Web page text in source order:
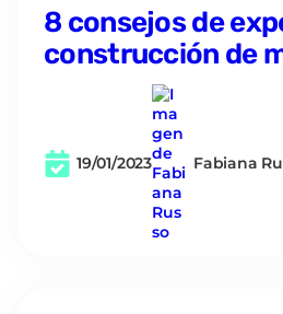
8 consejos de
construcción de
19/01/2023 Fabiana